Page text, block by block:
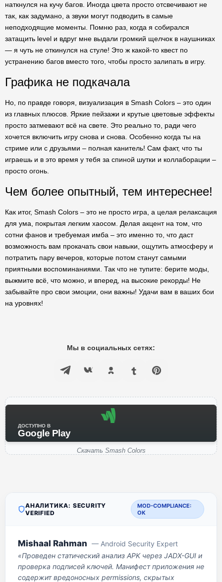
наткнулся на кучу багов. Иногда цвета просто отсвечивают не
так, как задумано, а звуки могут подводить в самые
неподходящие моменты. Помню раз, когда я собирался
затащить level и вдруг мне выдали громкий щелчок в наушниках
— я чуть не откинулся на стуле! Это ж какой-то квест по
устранению багов вместо того, чтобы просто залипать в игру.
Графика не подкачала
Но, по правде говоря, визуализация в Smash Colors – это один
из главных плюсов. Яркие пейзажи и крутые цветовые эффекты
просто затмевают всё на свете. Это реально то, ради чего
хочется включить игру снова и снова. Особенно когда ты на
стриме или с друзьями – полная канитель! Сам факт, что ты
играешь и в это время у тебя за спиной шутки и коллаборации –
просто огонь.
Чем более опытный, тем интереснее!
Как итог, Smash Colors – это не просто игра, а целая релаксация
для ума, покрытая легким хаосом. Делая акцент на том, что
сотни фанов и требуемая имба – это именно то, что даст
возможность вам прокачать свои навыки, ощутить атмосферу и
потратить пару вечеров, которые потом станут самыми
приятными воспоминаниями. Так что не тупите: берите моды,
выжмите всё, что можно, и вперед, на высокие рекорды! Не
забывайте про свои эмоции, они важны! Удачи вам в ваших бои
на уровнях!
Мы в социальных сетях:
ДОСТУПНО В
Google Play
Скачать Smash Colors
АНАЛИТИКА: SECURITY
VERIFIED
MOD-COMPLIANCE:
OK
Mishaal Rahman — Android Security Expert
«Проведен статический анализ APK через JADX-GUI и
проверка подписей ключей. Манифест приложения не
содержит вредоносных permissions, скрытых